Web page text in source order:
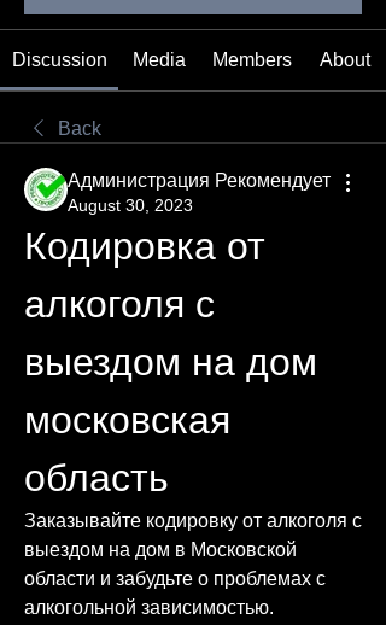
Discussion Media Members About
Back
Администрация Рекомендует
August 30, 2023
Кодировка от
алкоголя с
выездом на дом
московская
область
Заказывайте кодировку от алкоголя с
выездом на дом в Московской
области и забудьте о проблемах с
алкогольной зависимостью.